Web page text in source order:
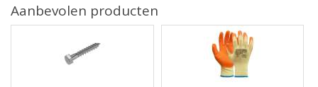
Aanbevolen producten